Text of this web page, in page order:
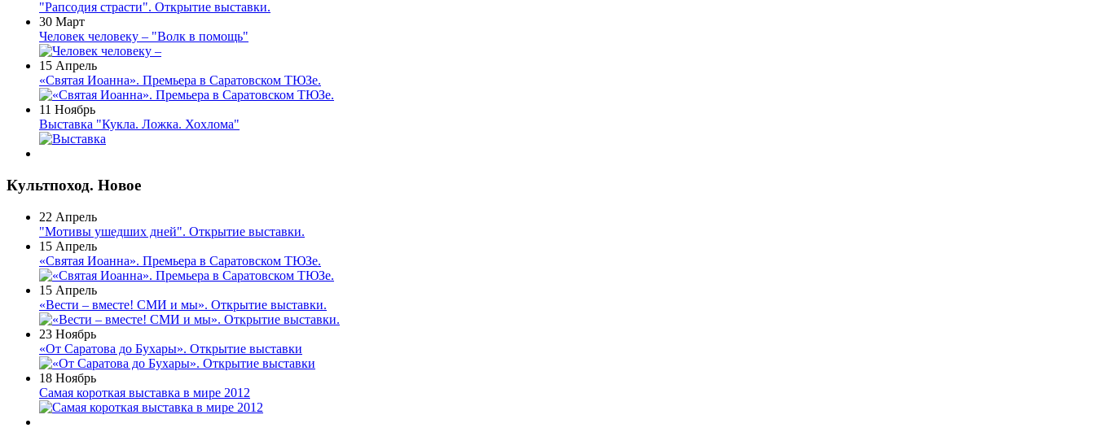
"Рапсодия страсти". Открытие выставки.
30 Март
Человек человеку – "Волк в помощь"
15 Апрель
«Святая Иоанна». Премьера в Саратовском ТЮЗе.
11 Ноябрь
Выставка "Кукла. Ложка. Хохлома"
Культпоход. Новое
22 Апрель
"Мотивы ушедших дней". Открытие выставки.
15 Апрель
«Святая Иоанна». Премьера в Саратовском ТЮЗе.
15 Апрель
«Вести – вместе! СМИ и мы». Открытие выставки.
23 Ноябрь
«От Саратова до Бухары». Открытие выставки
18 Ноябрь
Самая короткая выставка в мире 2012